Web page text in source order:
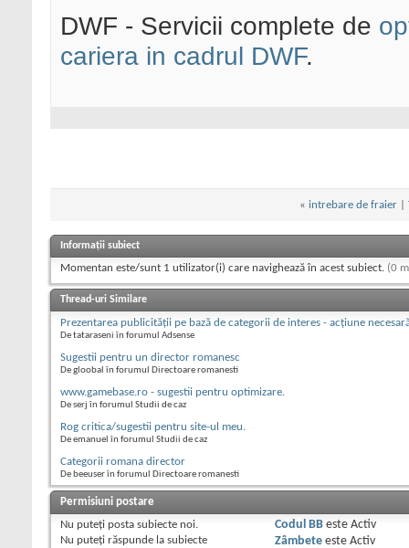
DWF - Servicii complete de
cariera in cadrul DWF.
« intrebare de fraier|
Informații subiect
Momentan este/sunt 1 utilizator(i) care navighează în acest subiect. (0
Thread-uri Similare
Prezentarea publicităţii pe bază de categorii de interes - acţiune
De tataraseni în forumul Adsense
Sugestii pentru un director romanesc
De gloobal în forumul Directoare romanesti
www.gamebase.ro - sugestii pentru optimizare.
De serj în forumul Studii de caz
Rog critica/sugestii pentru site-ul meu.
De emanuel în forumul Studii de caz
Categorii romana director
De beeuser în forumul Directoare romanesti
Permisiuni postare
Nu puteţi posta subiecte noi.
Nu puteţi răspunde la subiecte
Codul BBeste Activ
Zâmbeteeste Activ